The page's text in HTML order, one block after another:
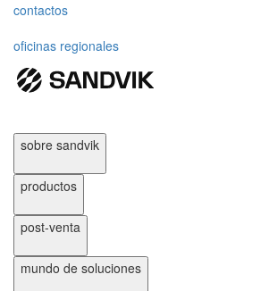
contactos
oficinas regionales
sobre sandvik
productos
post-venta
mundo de soluciones